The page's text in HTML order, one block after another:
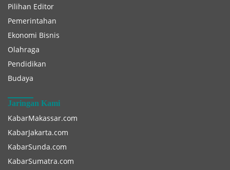
Pilihan Editor
Pemerintahan
Ekonomi Bisnis
Olahraga
Pendidikan
Budaya
Jaringan Kami
KabarMakassar.com
KabarJakarta.com
KabarSunda.com
KabarSumatra.com